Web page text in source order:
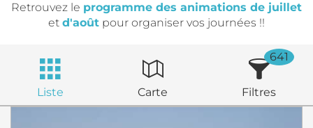
Retrouvez le programme des animations de juillet
et d'août pour organiser vos journées !!
Liste Carte Filtres
641